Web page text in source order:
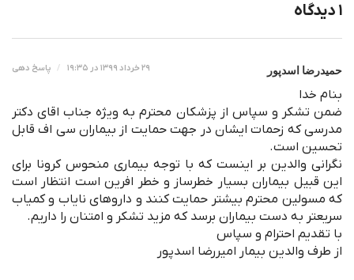
۱ دیدگاه
حمیدرضا اسدپور ۲۹ خرداد ۱۳۹۹ در ۱۹:۳۵ پاسخ دهی
بنام خدا
ضمن تشکر و سپاس از پزشکان محترم به ویژه جناب اقای دکتر
مدرسی که زحمات ایشان در جهت حمایت از بیماران سی اف قابل
تحسین است.
نگرانی والدین بر اینست که با توجه بیماری منحوس کرونا برای
این قبیل بیماران بسیار خطرساز و خطر افرین است انتظار است
که مسولین محترم بیشتر حمایت کنند و داروهای نایاب و کمیاب
سریعتر به دست بیماران برسد که مزید تشکر و امتنان را داریم.
با تقدیم احترام و سپاس
از طرف والدین بیمار امیررضا اسدپور